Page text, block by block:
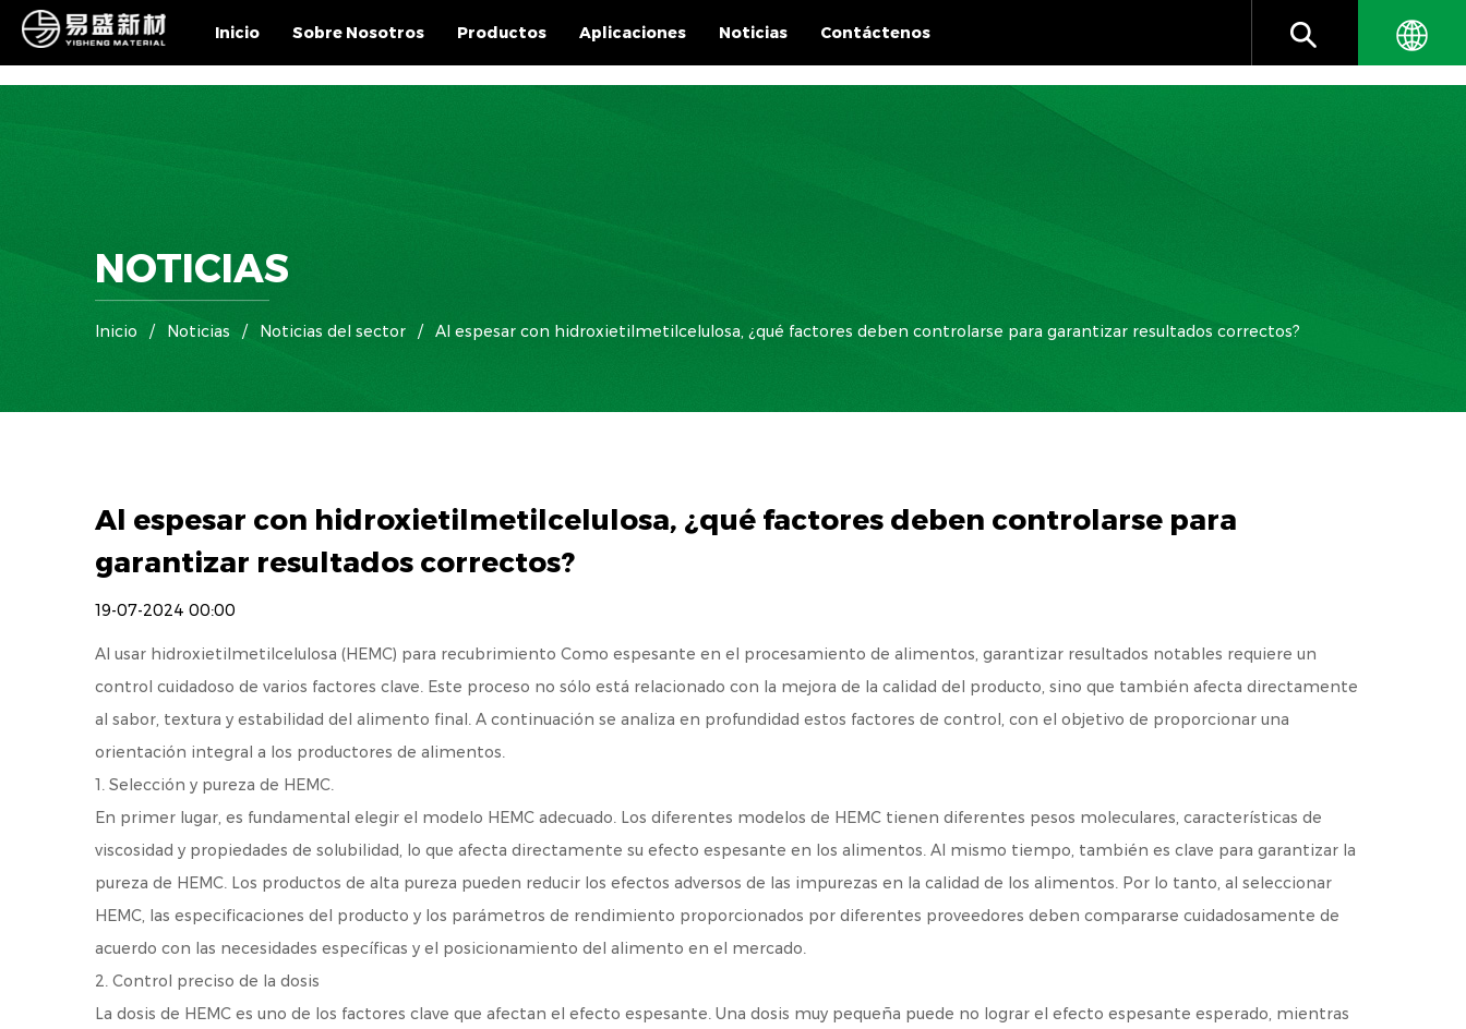
Inicio Sobre Nosotros Productos Aplicaciones Noticias Contáctenos
NOTICIAS
Inicio / Noticias / Noticias del sector / Al espesar con hidroxietilmetilcelulosa, ¿qué factores deben controlarse para garantizar resultados correctos?
Al espesar con hidroxietilmetilcelulosa, ¿qué factores deben controlarse para
garantizar resultados correctos?
19-07-2024 00:00
Al usar hidroxietilmetilcelulosa (HEMC) para recubrimiento Como espesante en el procesamiento de alimentos, garantizar resultados notables requiere un
control cuidadoso de varios factores clave. Este proceso no sólo está relacionado con la mejora de la calidad del producto, sino que también afecta directamente
al sabor, textura y estabilidad del alimento final. A continuación se analiza en profundidad estos factores de control, con el objetivo de proporcionar una
orientación integral a los productores de alimentos.
1. Selección y pureza de HEMC.
En primer lugar, es fundamental elegir el modelo HEMC adecuado. Los diferentes modelos de HEMC tienen diferentes pesos moleculares, características de
viscosidad y propiedades de solubilidad, lo que afecta directamente su efecto espesante en los alimentos. Al mismo tiempo, también es clave para garantizar la
pureza de HEMC. Los productos de alta pureza pueden reducir los efectos adversos de las impurezas en la calidad de los alimentos. Por lo tanto, al seleccionar
HEMC, las especificaciones del producto y los parámetros de rendimiento proporcionados por diferentes proveedores deben compararse cuidadosamente de
acuerdo con las necesidades específicas y el posicionamiento del alimento en el mercado.
2. Control preciso de la dosis
La dosis de HEMC es uno de los factores clave que afectan el efecto espesante. Una dosis muy pequeña puede no lograr el efecto espesante esperado, mientras